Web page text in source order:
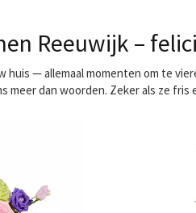
Reeuwijk –
huis — allemaal momenten om te
meer dan woorden. Zeker als ze fris